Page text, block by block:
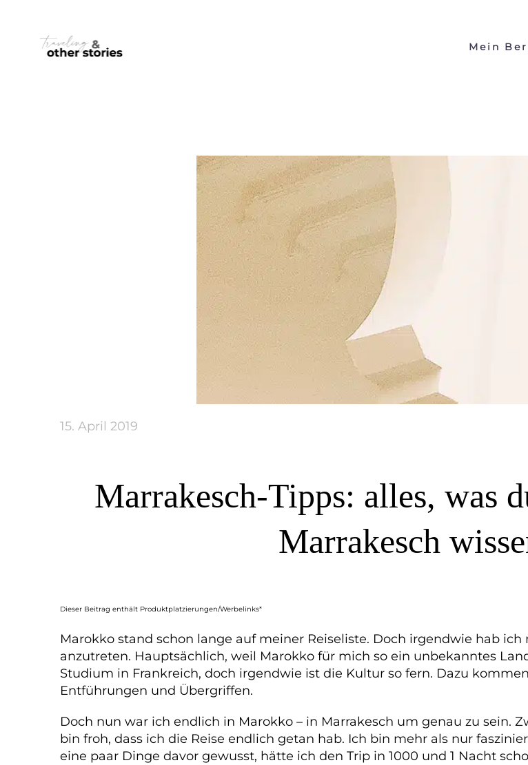
Mein
15. April 2019
Marrakesch-Tipps: alles, was
Marrakesch
Dieser Beitrag enthält Produktplatzierungen/Werbelinks*
Marokko stand schon lange auf meiner Reiseliste. Doch irgendwie hab
anzutreten. Hauptsächlich, weil Marokko für mich so ein unbekanntes
Studium in Frankreich, doch irgendwie ist die Kultur so fern. Dazu
Entführungen und Übergriffen.
Doch nun war ich endlich in Marokko – in Marrakesch um genau zu sein.
bin froh, dass ich die Reise endlich getan hab. Ich bin mehr als nur
eine paar Dinge davor gewusst, hätte ich den Trip in 1000 und 1 Nacht